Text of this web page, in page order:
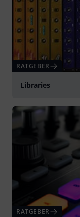
RATGEBER
Libraries
RATGEBER